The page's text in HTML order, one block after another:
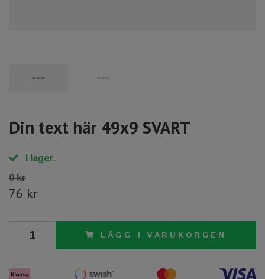
Din text här 49x9 SVART
I lager.
0 kr
76 kr
LÄGG I VARUKORGEN